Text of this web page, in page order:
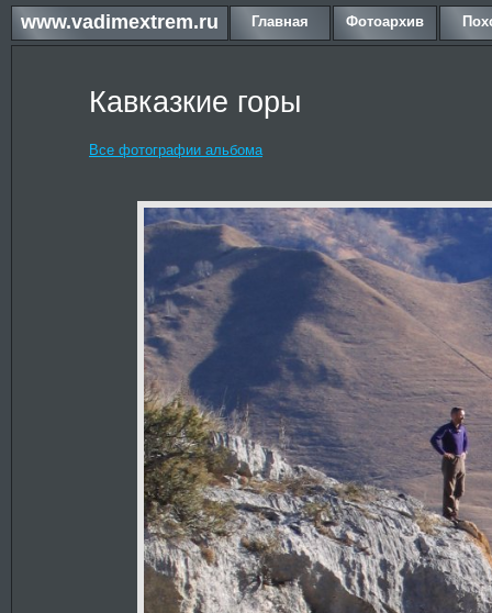
www.vadimextrem.ru Главная Фотоархив
Кавказкие горы
Все фотографии альбома